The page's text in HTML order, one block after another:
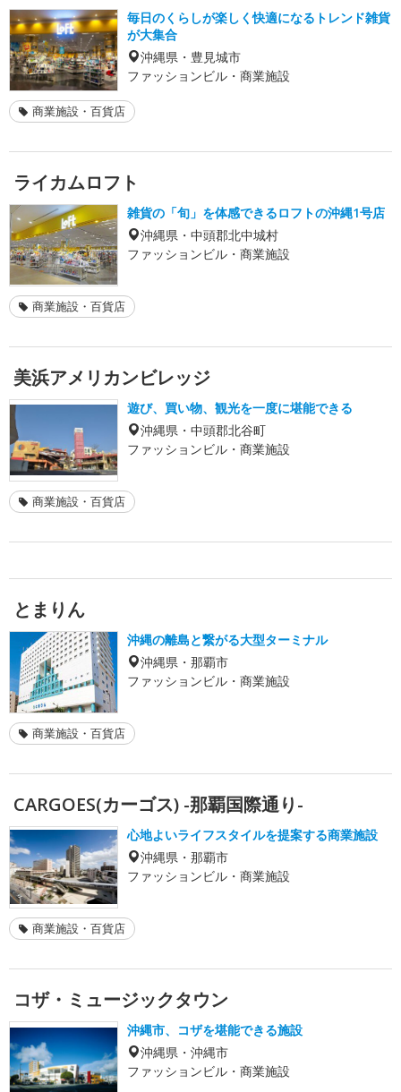
毎日のくらしが楽しく快適になるトレンド雑貨
が大集合
沖縄県・豊見城市
ファッションビル・商業施設
商業施設・百貨店
ライカムロフト
雑貨の「旬」を体感できるロフトの沖縄1号店
沖縄県・中頭郡北中城村
ファッションビル・商業施設
商業施設・百貨店
美浜アメリカンビレッジ
遊び、買い物、観光を一度に堪能できる
沖縄県・中頭郡北谷町
ファッションビル・商業施設
商業施設・百貨店
とまりん
沖縄の離島と繋がる大型ターミナル
沖縄県・那覇市
ファッションビル・商業施設
商業施設・百貨店
CARGOES(カーゴス) -那覇国際通り-
心地よいライフスタイルを提案する商業施設
沖縄県・那覇市
ファッションビル・商業施設
商業施設・百貨店
コザ・ミュージックタウン
沖縄市、コザを堪能できる施設
沖縄県・沖縄市
ファッションビル・商業施設